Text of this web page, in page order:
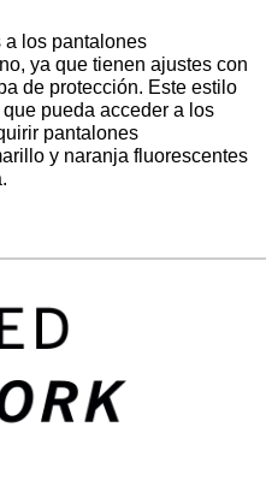
a los pantalones
ya que tienen ajustes con
de protección. Este estilo
pueda acceder a los
pantalones
y naranja fluorescentes